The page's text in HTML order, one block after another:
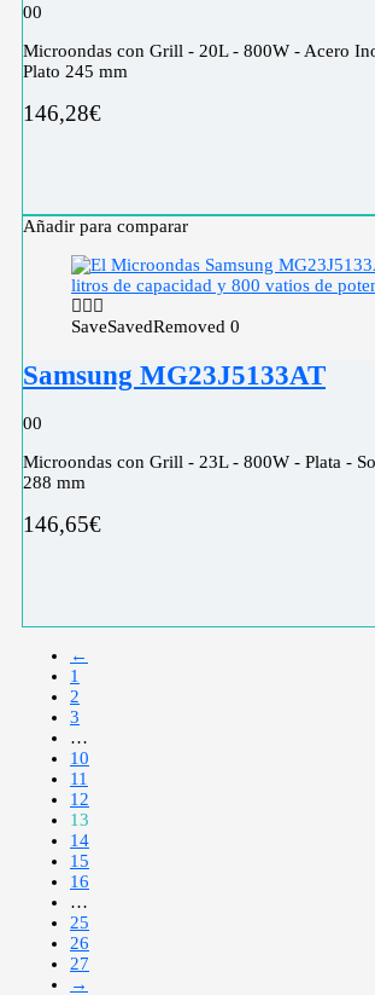
00
Microondas con Grill - 20L - 800W - Acero
Plato 245 mm
146,28€
Añadir para comparar
SaveSavedRemoved 0
Samsung MG23J5133AT
00
Microondas con Grill - 23L - 800W - Plata -
288 mm
146,65€
←
1
2
3
…
10
11
12
13
14
15
16
…
25
26
27
→